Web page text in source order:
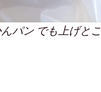
パン でも上げとこ